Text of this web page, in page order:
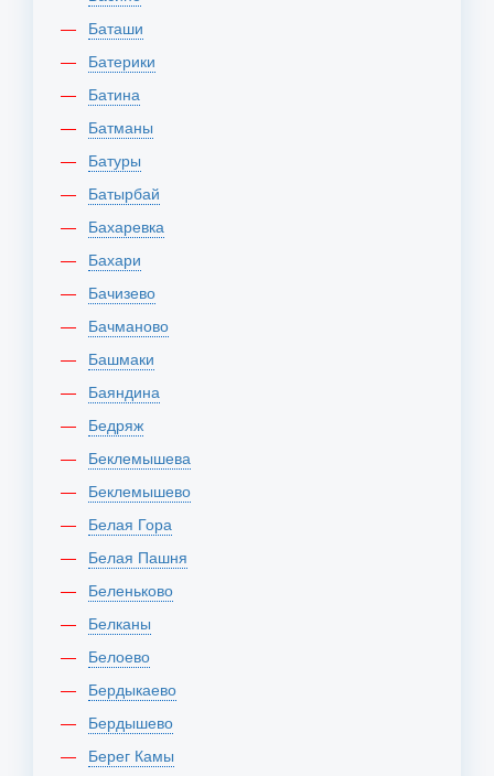
Баташи
Батерики
Батина
Батманы
Батуры
Батырбай
Бахаревка
Бахари
Бачизево
Бачманово
Башмаки
Баяндина
Бедряж
Беклемышева
Беклемышево
Белая Гора
Белая Пашня
Беленьково
Белканы
Белоево
Бердыкаево
Бердышево
Берег Камы